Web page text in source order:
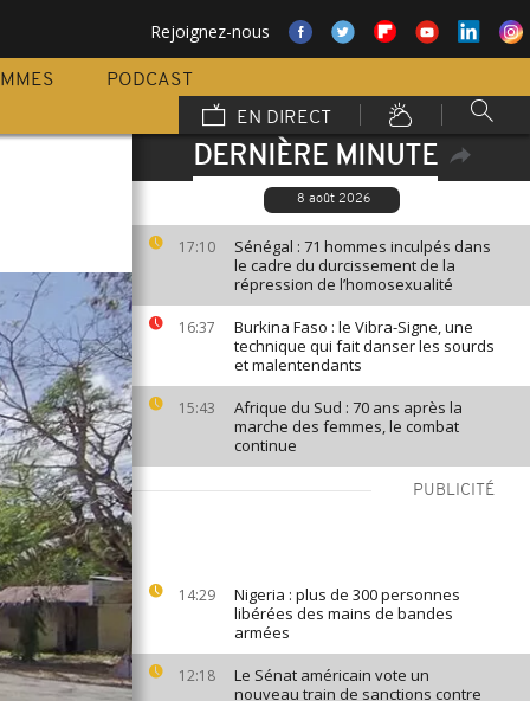
Rejoignez-nous
PODCAST
EN DIRECT
DERNIÈRE MINUTE
8 août 2026
17:10
Sénégal : 71 hommes inculpés dans
le cadre du durcissement de la
répression de l’homosexualité
16:37
Burkina Faso : le Vibra-Signe, une
technique qui fait danser les sourds
et malentendants
15:43
Afrique du Sud : 70 ans après la
marche des femmes, le combat
continue
PUBLICITÉ
14:29
Nigeria : plus de 300 personnes
libérées des mains de bandes
armées
12:18
Le Sénat américain vote un
nouveau train de sanctions contre